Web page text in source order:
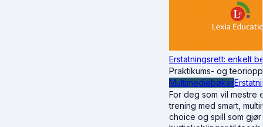
Erstatningsrett: enkelt
Praktikums- og
Multimediebøker
For deg som vil mestre
trening med smart,
choice og spill som